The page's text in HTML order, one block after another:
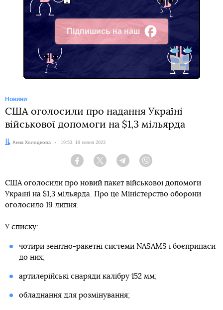
Підпишись на наш
Facebook
Новини
США оголосили про надання Україні
військової допомоги на $1,3 мільярда
Автор:
Анна Холоднова Дата:
19:53, 19 липня 2023
Facebook Twitter Telegram
США оголосили про новий пакет військової допомоги
Україні на $1,3 мільярда. Про це Міністерство оборони
оголосило 19 липня.
У списку:
чотири зенітно-ракетні системи NASAMS і боєприпаси
до них;
артилерійські снаряди калібру 152 мм;
обладнання для розмінування;